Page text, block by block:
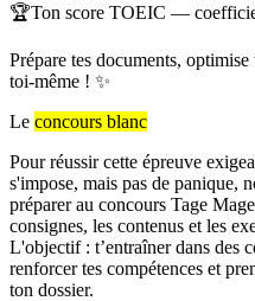
🏆Ton score TOEIC —
Prépare tes documents,
toi-même ! ✨
Le concours blanc
Pour réussir cette épreuve
s'impose, mais pas de panique,
préparer au concours Tage
consignes, les contenus et les
L'objectif : t’entraîner dans des
renforcer tes compétences et
ton dossier.